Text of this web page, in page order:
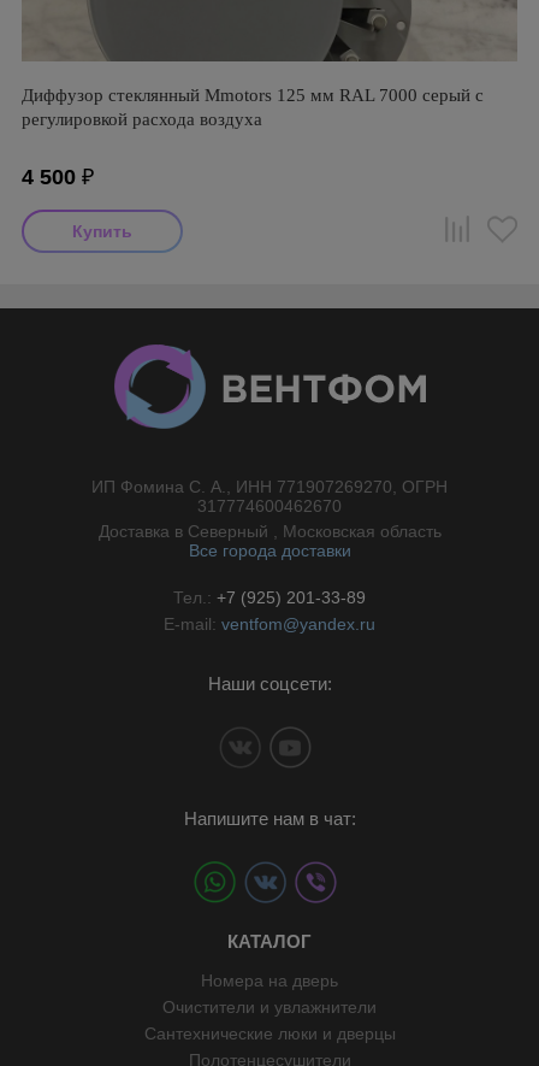
Диффузор стеклянный Mmotors 125 мм RAL 7000 серый с
регулировкой расхода воздуха
4 500 ₽
ИП Фомина С. А., ИНН 771907269270, ОГРН
317774600462670
Доставка в Северный , Московская область
Все города доставки
Тел.: +7 (925) 201-33-89
E-mail: ventfom@yandex.ru
Наши соцсети:
Напишите нам в чат:
КАТАЛОГ
Номера на дверь
Очистители и увлажнители
Сантехнические люки и дверцы
Полотенцесушители